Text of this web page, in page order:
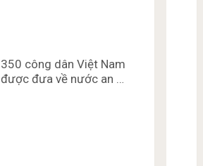
350 công dân Việt Nam
được đưa về nước an …